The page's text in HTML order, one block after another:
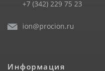
+7 (342) 229 75 23
ion@procion.ru
Информация